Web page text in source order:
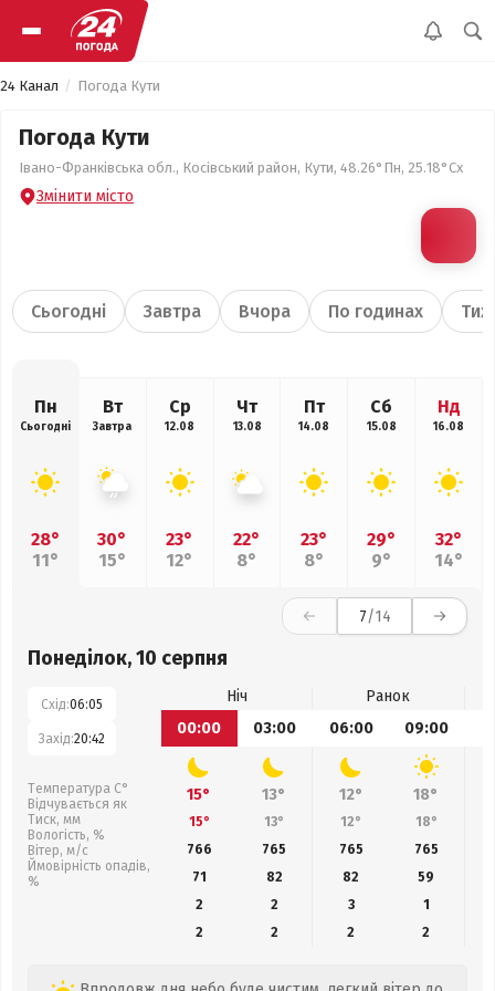
24 Канал Погода Кути
Погода Кути
Івано-Франківська обл., Косівський район, Кути, 48.26°Пн, 25.18°Сх
Змінити місто
Сьогодні Завтра Вчора По годинах
Пн
Сьогодні
28°
11°
Вт
Завтра
30°
15°
Ср
12.08
23°
12°
Чт
13.08
22°
8°
Пт
14.08
23°
8°
Сб
15.08
29°
9°
Нд
16.08
32°
14°
7/14
Понеділок, 10 серпня
Схід:06:05
Захід:20:42
Температура С°
Відчувається як
Тиск, мм
Вологість, %
Вітер, м/с
Ймовірність опадів,
%
Ніч
Ранок
00:00
03:00 06:00 09:00
15° 13° 12° 18°
15° 13° 12° 18°
766
765 765 765
71
82 82 59
2
2 3
1
2
2 2 2